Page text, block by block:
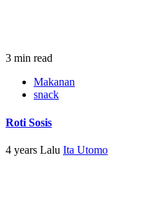
3 min read
Makanan
snack
Roti Sosis
4 years Lalu Ita Utomo